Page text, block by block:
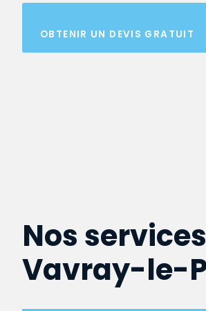
OBTENIR UN DEVIS GRATUIT
Nos
Vavray-le-